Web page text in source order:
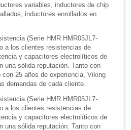
variables, inductores de chip
inductores enrollados en
(Serie HMR HMR05JL7-
a los clientes resistencias de
y capacitores electrolíticos de
una sólida reputación. Tanto con
25 años de experiencia, Viking
demandas de cada cliente.
(Serie HMR HMR05JL7-
a los clientes resistencias de
y capacitores electrolíticos de
una sólida reputación. Tanto con